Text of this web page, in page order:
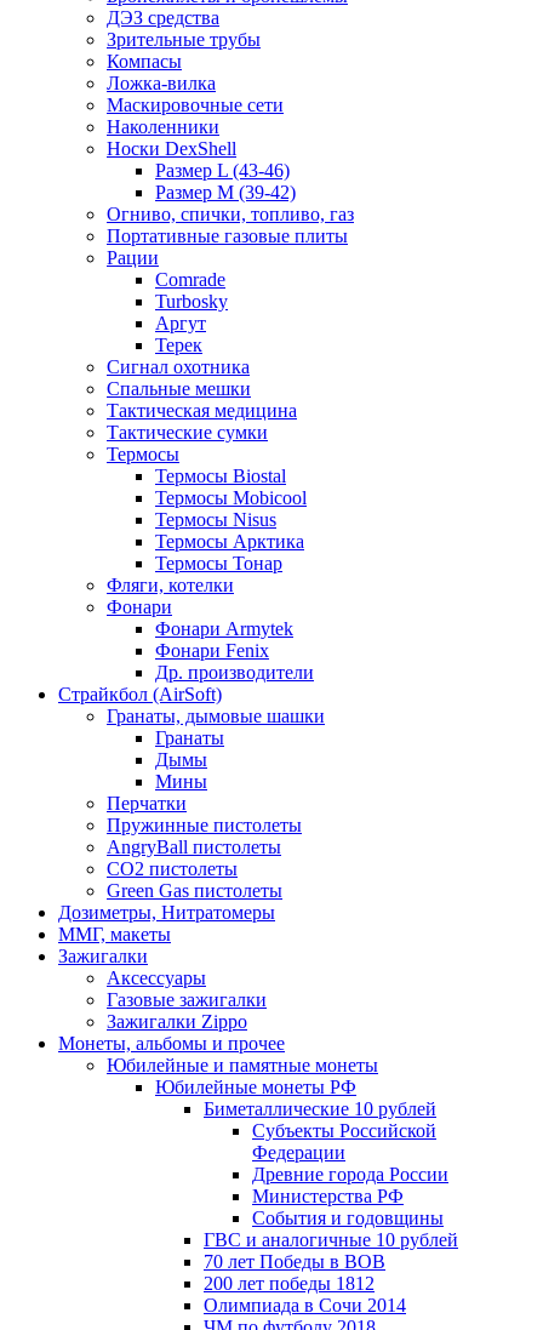
ДЭЗ средства
Зрительные трубы
Компасы
Ложка-вилка
Маскировочные сети
Наколенники
Носки DexShell
Размер L (43-46)
Размер M (39-42)
Огниво, спички, топливо, газ
Портативные газовые плиты
Рации
Comrade
Turbosky
Аргут
Терек
Сигнал охотника
Спальные мешки
Тактическая медицина
Тактические сумки
Термосы
Термосы Biostal
Термосы Mobicool
Термосы Nisus
Термосы Арктика
Термосы Тонар
Фляги, котелки
Фонари
Фонари Armytek
Фонари Fenix
Др. производители
Страйкбол (AirSoft)
Гранаты, дымовые шашки
Гранаты
Дымы
Мины
Перчатки
Пружинные пистолеты
AngryBall пистолеты
CO2 пистолеты
Green Gas пистолеты
Дозиметры, Нитратомеры
ММГ, макеты
Зажигалки
Аксессуары
Газовые зажигалки
Зажигалки Zippo
Монеты, альбомы и прочее
Юбилейные и памятные монеты
Юбилейные монеты РФ
Биметаллические 10 рублей
Субъекты Российской
Федерации
Древние города России
Министерства РФ
События и годовщины
ГВС и аналогичные 10 рублей
70 лет Победы в ВОВ
200 лет победы 1812
Олимпиада в Сочи 2014